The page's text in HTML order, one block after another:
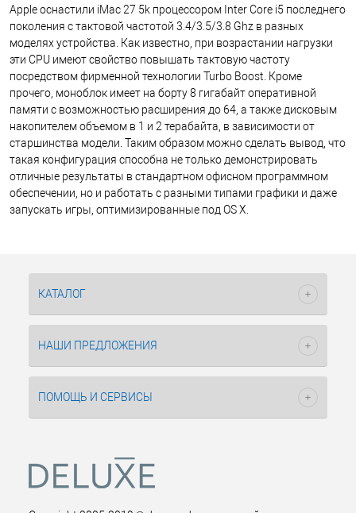
Apple оснастили iMac 27 5k процессором Inter Core i5 последнего
поколения с тактовой частотой 3.4/3.5/3.8 Ghz в разных
моделях устройства. Как известно, при возрастании нагрузки
эти CPU имеют свойство повышать тактовую частоту
посредством фирменной технологии Turbo Boost. Кроме
прочего, моноблок имеет на борту 8 гигабайт оперативной
памяти с возможностью расширения до 64, а также дисковым
накопителем объемом в 1 и 2 терабайта, в зависимости от
старшинства модели. Таким образом можно сделать вывод, что
такая конфигурация способна не только демонстрировать
отличные результаты в стандартном офисном программном
обеспечении, но и работать с разными типами графики и даже
запускать игры, оптимизированные под OS X.
КАТАЛОГ
НАШИ ПРЕДЛОЖЕНИЯ
ПОМОЩЬ И СЕРВИСЫ